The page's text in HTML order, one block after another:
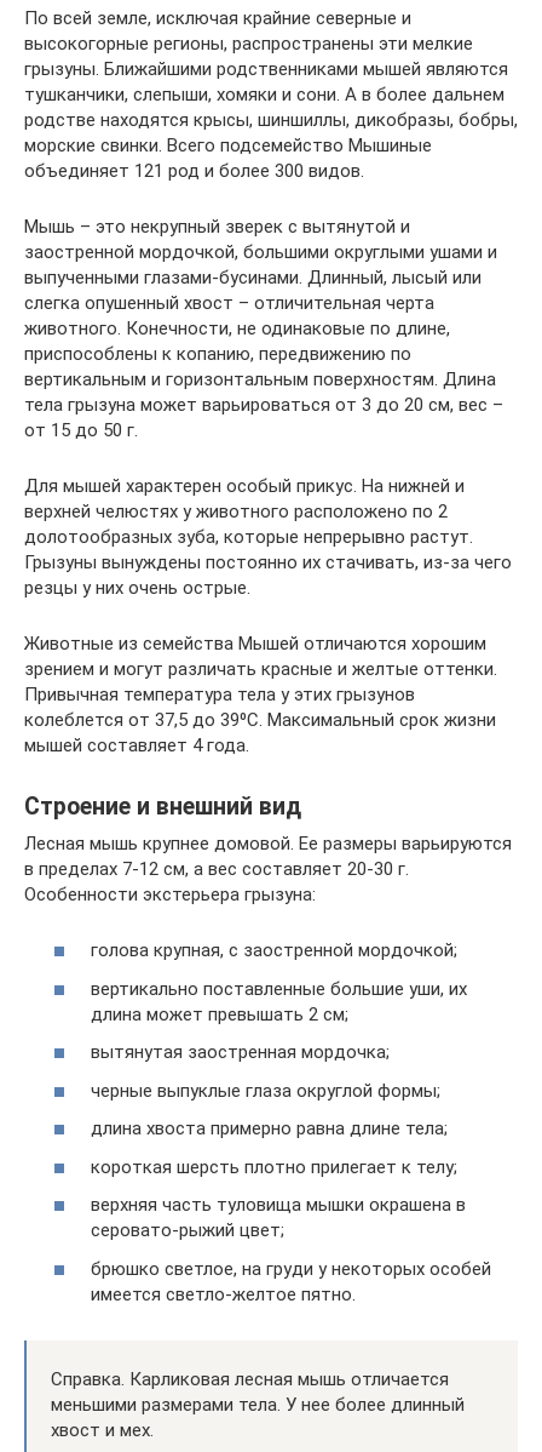
По всей земле, исключая крайние северные и
высокогорные регионы, распространены эти мелкие
грызуны. Ближайшими родственниками мышей являются
тушканчики, слепыши, хомяки и сони. А в более дальнем
родстве находятся крысы, шиншиллы, дикобразы, бобры,
морские свинки. Всего подсемейство Мышиные
объединяет 121 род и более 300 видов.
Мышь – это некрупный зверек с вытянутой и
заостренной мордочкой, большими округлыми ушами и
выпученными глазами-бусинами. Длинный, лысый или
слегка опушенный хвост – отличительная черта
животного. Конечности, не одинаковые по длине,
приспособлены к копанию, передвижению по
вертикальным и горизонтальным поверхностям. Длина
тела грызуна может варьироваться от 3 до 20 см, вес –
от 15 до 50 г.
Для мышей характерен особый прикус. На нижней и
верхней челюстях у животного расположено по 2
долотообразных зуба, которые непрерывно растут.
Грызуны вынуждены постоянно их стачивать, из-за чего
резцы у них очень острые.
Животные из семейства Мышей отличаются хорошим
зрением и могут различать красные и желтые оттенки.
Привычная температура тела у этих грызунов
колеблется от 37,5 до 39⁰С. Максимальный срок жизни
мышей составляет 4 года.
Строение и внешний вид
Лесная мышь крупнее домовой. Ее размеры варьируются
в пределах 7-12 см, а вес составляет 20-30 г.
Особенности экстерьера грызуна:
голова крупная, с заостренной мордочкой;
вертикально поставленные большие уши, их
длина может превышать 2 см;
вытянутая заостренная мордочка;
черные выпуклые глаза округлой формы;
длина хвоста примерно равна длине тела;
короткая шерсть плотно прилегает к телу;
верхняя часть туловища мышки окрашена в
серовато-рыжий цвет;
брюшко светлое, на груди у некоторых особей
имеется светло-желтое пятно.
Справка. Карликовая лесная мышь отличается
меньшими размерами тела. У нее более длинный
хвост и мех.